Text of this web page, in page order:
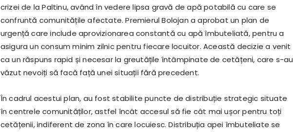
crizei de la Paltinu, având în vedere lipsa gravă de apă potabilă cu care se
confruntă comunitățile afectate. Premierul Bolojan a aprobat un plan de
urgență care include aprovizionarea constantă cu apă îmbuteliată, pentru a
asigura un consum minim zilnic pentru fiecare locuitor. Această decizie a venit
ca un răspuns rapid și necesar la greutățile întâmpinate de cetățeni, care s-au
văzut nevoiți să facă față unei situații fără precedent.
În cadrul acestui plan, au fost stabilite puncte de distribuție strategic situate
în centrele comunităților, astfel încât accesul să fie cât mai ușor pentru toți
cetățenii, indiferent de zona în care locuiesc. Distribuția apei îmbuteliate se